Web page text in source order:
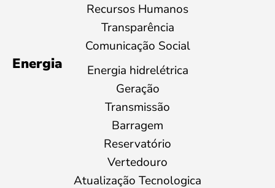
Recursos Humanos
Transparência
Comunicação Social
Energia
Energia hidrelétrica
Geração
Transmissão
Barragem
Reservatório
Vertedouro
Atualização Tecnologica